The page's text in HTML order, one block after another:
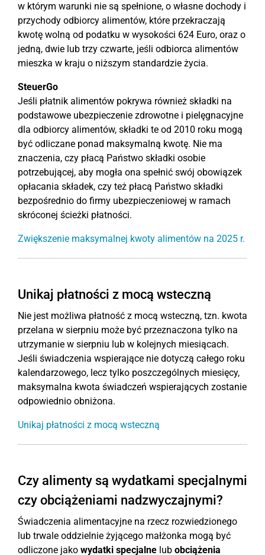
w którym warunki nie są spełnione, o własne dochody i
przychody odbiorcy alimentów, które przekraczają
kwotę wolną od podatku w wysokości 624 Euro, oraz o
jedną, dwie lub trzy czwarte, jeśli odbiorca alimentów
mieszka w kraju o niższym standardzie życia.
SteuerGo
Jeśli płatnik alimentów pokrywa również składki na
podstawowe ubezpieczenie zdrowotne i pielęgnacyjne
dla odbiorcy alimentów, składki te od 2010 roku mogą
być odliczane ponad maksymalną kwotę. Nie ma
znaczenia, czy płacą Państwo składki osobie
potrzebującej, aby mogła ona spełnić swój obowiązek
opłacania składek, czy też płacą Państwo składki
bezpośrednio do firmy ubezpieczeniowej w ramach
skróconej ścieżki płatności.
Zwiększenie maksymalnej kwoty alimentów na 2025 r.
Unikaj płatności z mocą wsteczną
Nie jest możliwa płatność z mocą wsteczną, tzn. kwota
przelana w sierpniu może być przeznaczona tylko na
utrzymanie w sierpniu lub w kolejnych miesiącach.
Jeśli świadczenia wspierające nie dotyczą całego roku
kalendarzowego, lecz tylko poszczególnych miesięcy,
maksymalna kwota świadczeń wspierających zostanie
odpowiednio obniżona.
Unikaj płatności z mocą wsteczną
Czy alimenty są wydatkami specjalnymi
czy obciążeniami nadzwyczajnymi?
Świadczenia alimentacyjne na rzecz rozwiedzionego
lub trwale oddzielnie żyjącego małżonka mogą być
odliczone jako wydatki specjalne lub obciążenia